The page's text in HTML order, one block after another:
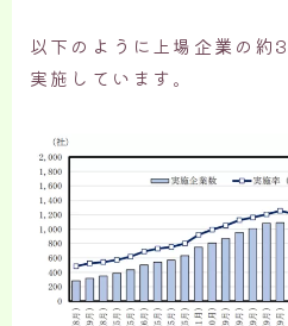
以下のように上場企業の約
実施しています。